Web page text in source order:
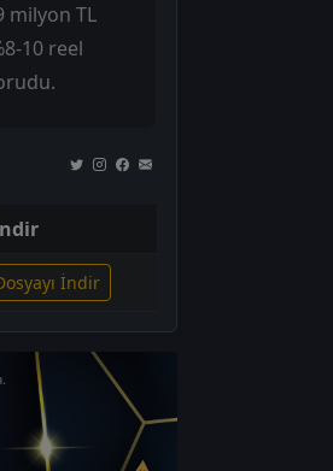
milyon TL
10 reel
İndir